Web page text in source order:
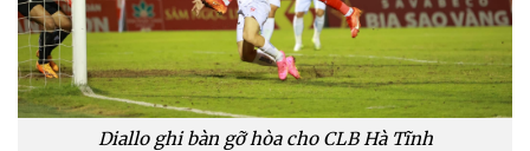
Diallo ghi bàn gỡ hòa cho CLB Hà Tĩnh